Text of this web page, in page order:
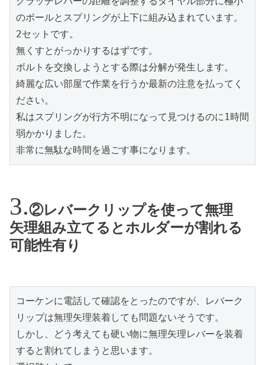
のボールとスプリングが上下に組み込まれています。
2セットです。
無くすとがっかりするはずです。
ボルトを交換しようとする際は分解が発生します。
綺麗な広い部屋で作業を行うか最新の注意を払ってく
ださい。
私はスプリングが行方不明になって見つけるのに1時間
弱かかりました。
非常に無駄な時間を過ごす事になります。
②レバークリップを使って無理
矢理組み立てるとホルダーが割れる
可能性有り
コーケンに電話して確認をとったのですが、レバーク
リップは無理矢理装着しても問題ないそうです。
しかし、どう考えても硬い物に無理矢理レバーを装着
すると割れてしまうと思います。